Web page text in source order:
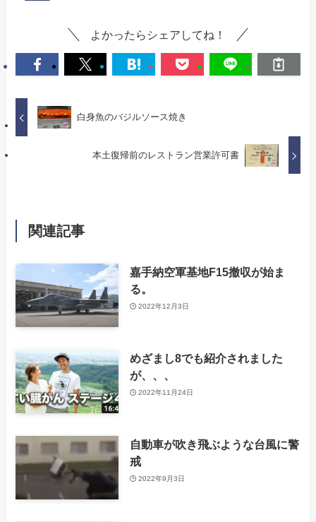
よかったらシェアしてね！
白身魚のバジルソース焼き
本土復帰前のレストラン営業許可書
関連記事
嘉手納空軍基地F15撤収が始ま
る。
2022年12月3日
めざまし8でも紹介されました
が、、、
2022年11月24日
自動車が吹き飛ぶような台風に警
戒
2022年9月3日